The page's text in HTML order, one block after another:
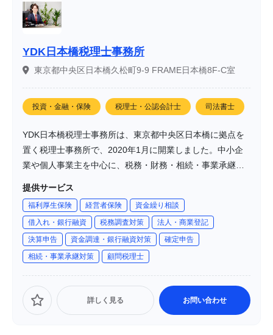
YDK日本橋税理士事務所
東京都中央区日本橋久松町9-9 FRAME日本橋8F-C室
投資・金融・保険 税理士・公認会計士 司法書士
YDK日本橋税理士事務所は、東京都中央区日本橋に拠点を
置く税理士事務所で、2020年1月に開業しました。中小企
業や個人事業主を中心に、税務・財務・相続・事業承継な
率化など、先進的なサービスを通じて、顧客の成長を支援
しています。
提供サービス
福利厚生保険 経営者保険
資金繰り相談
借入れ・銀行融資
税務調査対策
法人・商業登記
決算申告
資金調達・銀行融資対策
確定申告
相続・事業承継対策
顧問税理士
詳しく見る お問い合わせ